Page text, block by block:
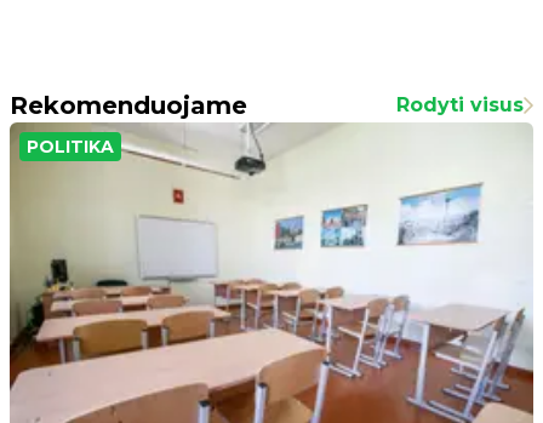
Rekomenduojame Rodyti visus
POLITIKA